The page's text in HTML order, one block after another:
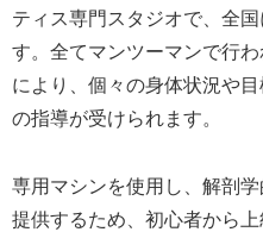
ティス専門スタジオで、全
す。全てマンツーマンで行
により、個々の身体状況や
の指導が受けられます。
専用マシンを使用し、解剖
提供するため、初心者から